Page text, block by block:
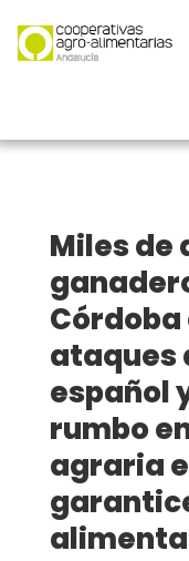
Miles de
Córdoba
ataques
español
rumbo
agraria